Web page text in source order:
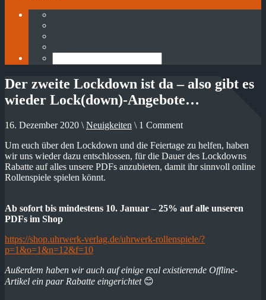
Der zweite Lockdown ist da – also gibt es
wieder Lock(down)-Angebote…
16. Dezember 2020 \ Neuigkeiten \ 1 Comment
Um euch über den Lockdown und die Feiertage zu helfen, haben
wir uns wieder dazu entschlossen, für die Dauer des Lockdowns
Rabatte auf alles unsere PDFs anzubieten, damit ihr sinnvoll online
Rollenspiele spielen könnt.
Ab sofort bis mindestens 10. Januar – 25% auf alle unseren
PDFs im Shop
https://shop.uhrwerk-verlag.de/uhrwerk-rollenspiele/?
p=1&o=1&n=12&f=10
Außerdem haben wir auch auf einige real existierende Offline-
Artikel ein paar Rabatte eingerichtet😊